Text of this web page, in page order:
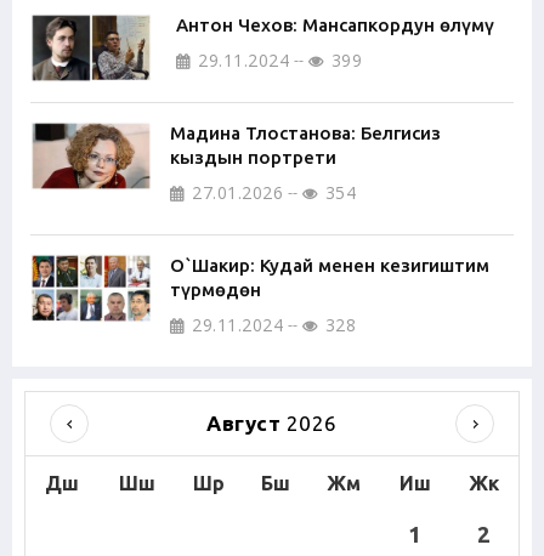
Антон Чехов: Мансапкордун өлүмү
29.11.2024 399
Мадина Тлостанова: Белгисиз
кыздын портрети
27.01.2026 354
О`Шакир: Кудай менен кезигиштим
түрмөдөн
29.11.2024 328
Август 2026
Дш Шш Шр Бш Жм Иш Жк
1
2